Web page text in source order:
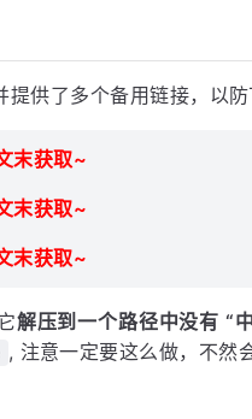
供了多个备用链接，以防
末获取~
末获取~
末获取~
解压到一个路径中没有 “
, 注意一定要这么做，不然